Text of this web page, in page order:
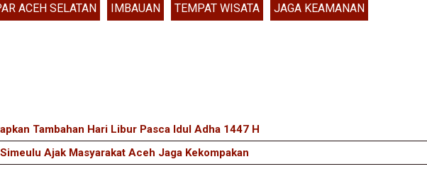
ACEH SELATAN IMBAUAN TEMPAT WISATA JAGA KEAMANAN
Tambahan Hari Libur Pasca Idul Adha 1447 H
Ajak Masyarakat Aceh Jaga Kekompakan